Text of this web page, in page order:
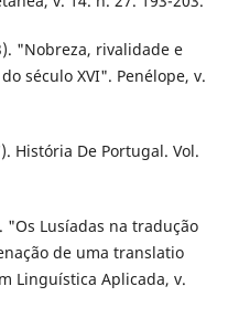
"Nobreza, rivalidade e
século XVI". Penélope, v.
História De Portugal. Vol.
"Os Lusíadas na tradução
de uma translatio
Linguística Aplicada, v.